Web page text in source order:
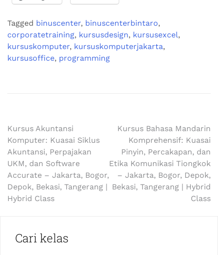
Tagged binuscenter, binuscenterbintaro,
corporatetraining, kursusdesign, kursusexcel,
kursuskomputer, kursuskomputerjakarta,
kursusoffice, programming
Kursus Akuntansi
Komputer: Kuasai Siklus
Akuntansi, Perpajakan
UKM, dan Software
Accurate – Jakarta, Bogor,
Depok, Bekasi, Tangerang |
Hybrid Class
Kursus Bahasa Mandarin
Komprehensif: Kuasai
Pinyin, Percakapan, dan
Etika Komunikasi Tiongkok
– Jakarta, Bogor, Depok,
Bekasi, Tangerang | Hybrid
Class
Cari kelas